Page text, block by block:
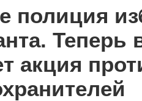
полиция
Теперь
акция